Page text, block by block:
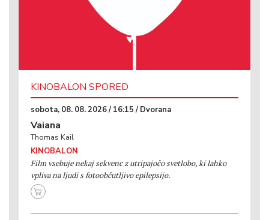
KINOBALON SPORED
sobota, 08. 08. 2026 / 16:15 / Dvorana
Vaiana
Thomas Kail
KINOBALON
Film vsebuje nekaj sekvenc z utripajočo svetlobo, ki lahko
vpliva na ljudi s fotoobčutljivo epilepsijo.